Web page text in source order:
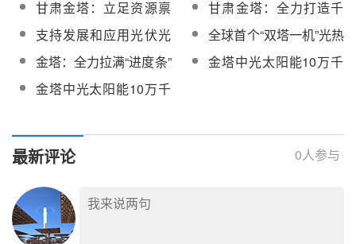
遇，切实推动新能源全
产业链发展
甘肃金塔：立足资源禀
赋，打造县域经济发展
新亮点
甘肃金塔：全力打造千
万千瓦级新能源产业基
地
支持发展和应用光伏光
热发电等关键技术！金
塔发布2023年科技工作
安排意见
全球首个“双塔一机”光热
储能项目在甘肃瓜州加
快建设
金塔：全力拉满“进度条”
项目建设“加速跑”
金塔中光太阳能10万千
金塔中光太阳能10万千
最新评论 0人参与